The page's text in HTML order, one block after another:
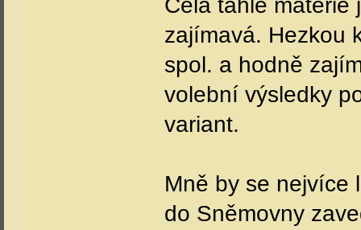
Celá tahle matérie
zajímavá. Hezkou
spol. a hodně
volební výsledky
variant.
Mně by se nejvíce
do Sněmovny